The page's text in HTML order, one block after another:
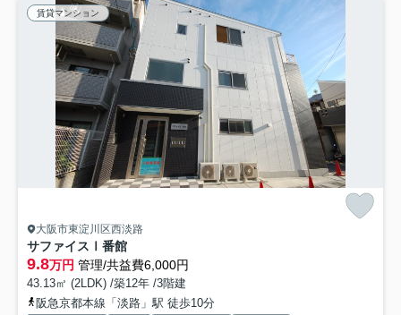
賃貸マンション
大阪市東淀川区西淡路
サファイスⅠ番館
9.8万円 管理/共益費6,000円
43.13㎡ (2LDK) /築12年 /3階建
阪急京都本線「淡路」駅 徒歩10分